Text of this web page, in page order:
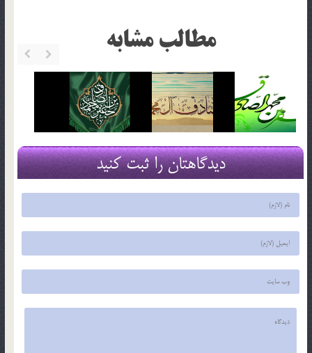
مطالب مشابه
دیدگاهتان را ثبت کنید